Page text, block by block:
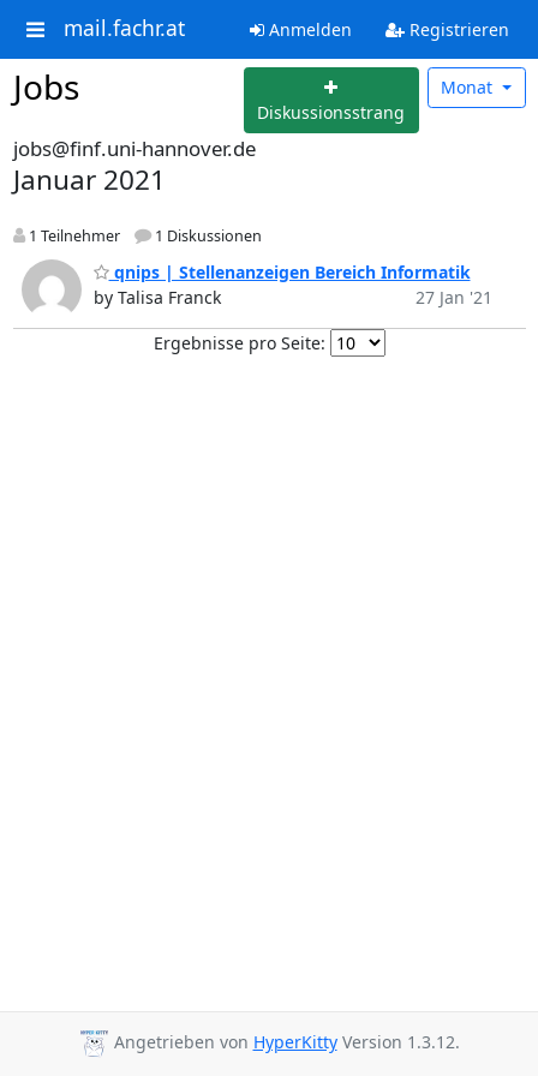
mail.fachr.at Anmelden Registrieren
Jobs
Diskussionsstrang
Monat
jobs@finf.uni-hannover.de
Januar 2021
1 Teilnehmer 1 Diskussionen
qnips | Stellenanzeigen Bereich Informatik
by Talisa Franck
27 Jan '21
Ergebnisse pro Seite:
Angetrieben von HyperKittyVersion 1.3.12.